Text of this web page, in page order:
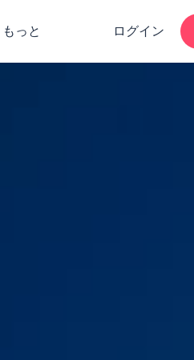
もっと ログイン